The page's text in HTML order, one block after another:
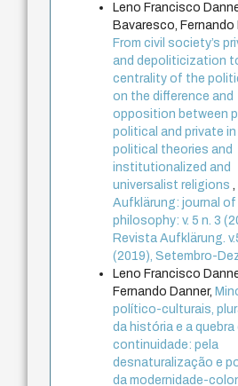
Leno Francisco
Bavaresco, Fernando
From civil society’s
and depoliticization
centrality of the
on the difference and
opposition between
political and private in
political theories and
institutionalized and
universalist religions,
Aufklärung: journal of
philosophy: v. 5 n. 3
Revista Aufklärung.
(2019), Setembro-
Leno Francisco
Fernando Danner,
político-culturais,
da história e a quebra
continuidade: pela
desnaturalização e
da modernidade-